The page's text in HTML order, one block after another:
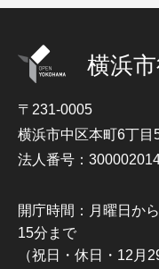
横浜
〒231-0005
横浜市中区本町6丁目
法人番号：
開庁時間：月曜日か
15分まで
（祝日・休日・12月